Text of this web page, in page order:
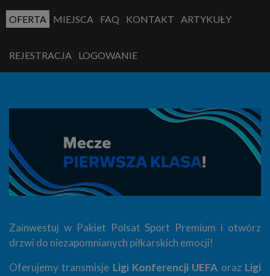
OFERTA MIEJSCA FAQ KONTAKT ARTYKUŁY
REJESTRACJA LOGOWANIE
Zainwestuj w Pakiet Polsat Sport Premium i otwórz
drzwi do niezapomnianych piłkarskich emocji!
Oferujemy transmisje Ligi Konferencji UEFA oraz Ligi